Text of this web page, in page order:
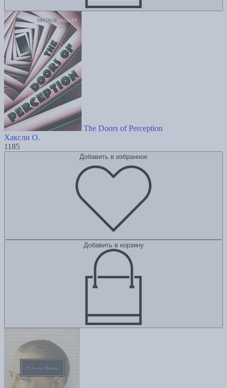
The Doors of Perception
Хаксли О.
1185
Добавить в избранное
Добавить в корзину